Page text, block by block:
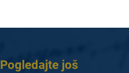
Pogledajte još